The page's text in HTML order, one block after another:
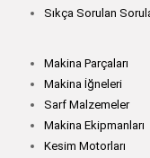
Sıkça Sorulan
Makina Parçaları
Makina İğneleri
Sarf Malzemeler
Makina Ekipmanları
Kesim Motorları